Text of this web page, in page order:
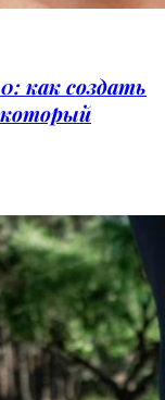
как создать
который